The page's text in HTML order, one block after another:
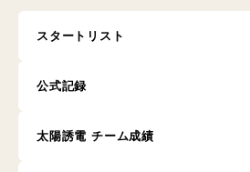
スタートリスト
公式記録
太陽誘電 チーム成績